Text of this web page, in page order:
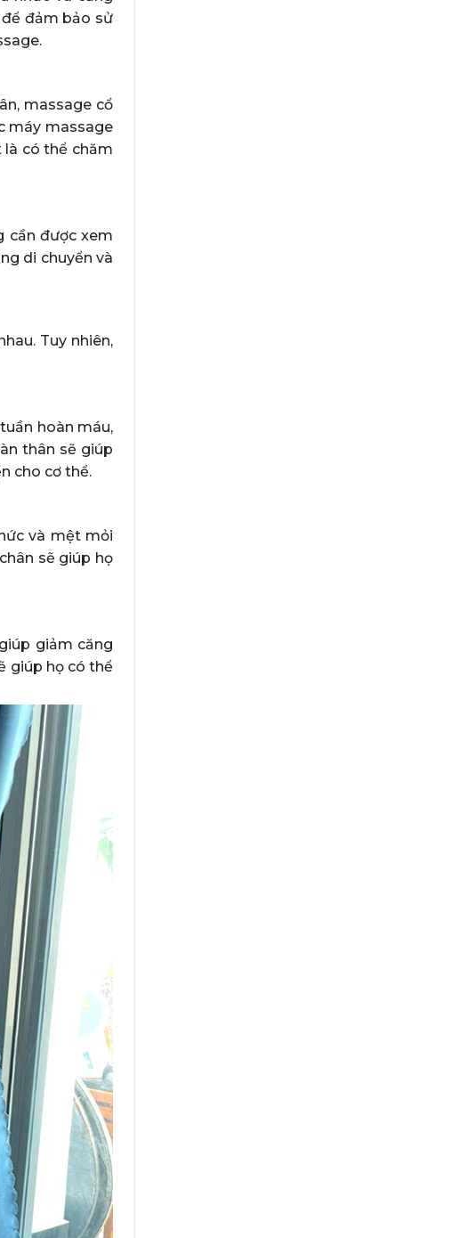
để đảm bảo sử
massage cổ
máy massage
là có thể chăm
cần được xem
di chuyển và
Tuy nhiên,
hoàn máu,
thân sẽ giúp
cho cơ thể.
và mệt mỏi
sẽ giúp họ
giảm căng
giúp họ có thể